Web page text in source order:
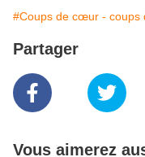
#Coups de cœur - coups
Partager
Vous aimerez